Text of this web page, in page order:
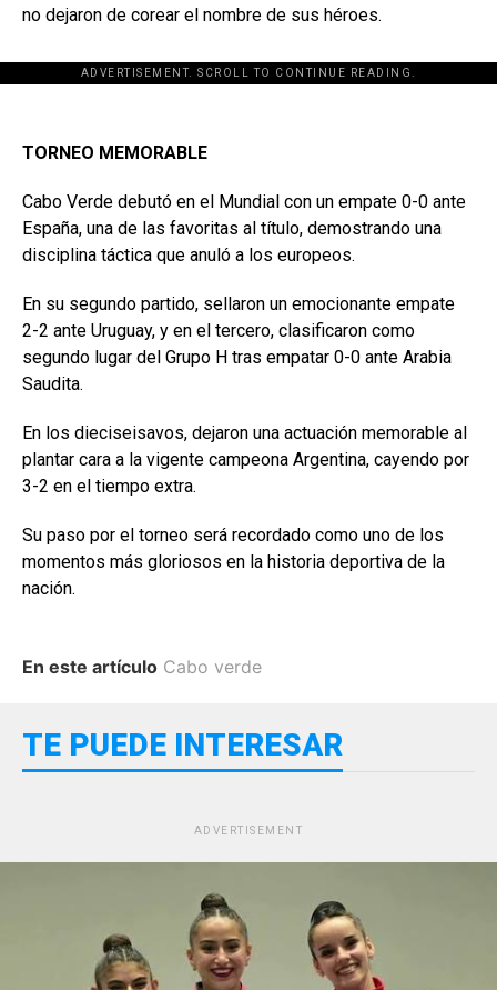
no dejaron de corear el nombre de sus héroes.
ADVERTISEMENT. SCROLL TO CONTINUE READING.
TORNEO MEMORABLE
Cabo Verde debutó en el Mundial con un empate 0-0 ante
España, una de las favoritas al título, demostrando una
disciplina táctica que anuló a los europeos.
En su segundo partido, sellaron un emocionante empate
2-2 ante Uruguay, y en el tercero, clasificaron como
segundo lugar del Grupo H tras empatar 0-0 ante Arabia
Saudita.
En los dieciseisavos, dejaron una actuación memorable al
plantar cara a la vigente campeona Argentina, cayendo por
3-2 en el tiempo extra.
Su paso por el torneo será recordado como uno de los
momentos más gloriosos en la historia deportiva de la
nación.
En este artículo Cabo verde
TE PUEDE INTERESAR
ADVERTISEMENT